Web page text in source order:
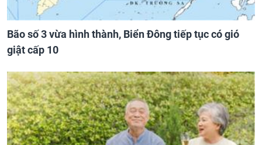
Bão số 3 vừa hình thành, Biển Đông tiếp tục có gió
giật cấp 10